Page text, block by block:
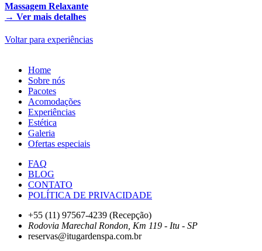
Massagem Relaxante
→ Ver mais detalhes
Voltar para experiências
Home
Sobre nós
Pacotes
Acomodações
Experiências
Estética
Galeria
Ofertas especiais
FAQ
BLOG
CONTATO
POLÍTICA DE PRIVACIDADE
+55 (11) 97567-4239 (Recepção)
Rodovia Marechal Rondon, Km 119 - Itu - SP
reservas@itugardenspa.com.br